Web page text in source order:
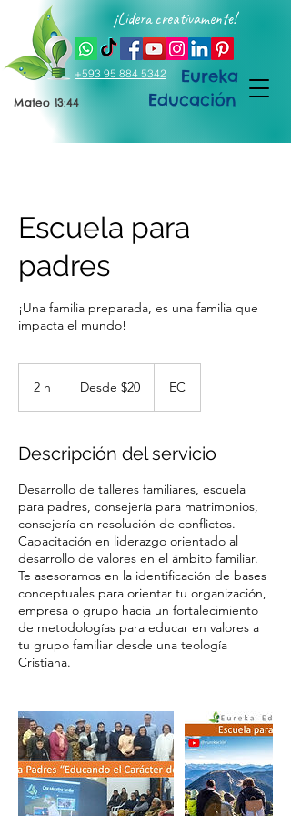
Eureka
Educación
Mateo 13:44
¡Lidera creativamente!
+593 95 884 5342
Escuela para
padres
¡Una familia preparada, es una familia que
impacta el mundo!
2 h
dólares
Desde $20 EC
Descripción del servicio
Desarrollo de talleres familiares, escuela
para padres, consejería para matrimonios,
consejería en resolución de conflictos.
Capacitación en liderazgo orientado al
desarrollo de valores en el ámbito familiar.
Te asesoramos en la identificación de bases
conceptuales para orientar tu organización,
empresa o grupo hacia un fortalecimiento
de metodologías para educar en valores a
tu grupo familiar desde una teología
Cristiana.